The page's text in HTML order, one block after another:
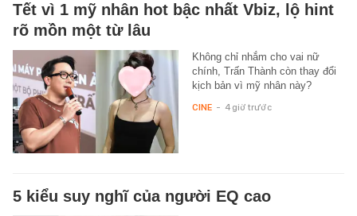
Tết vì 1 mỹ nhân hot bậc nhất Vbiz, lộ hint
rõ mồn một từ lâu
Không chỉ nhắm cho vai nữ
chính, Trấn Thành còn thay đổi
kịch bản vì mỹ nhân này?
CINE - 4 giờ trước
5 kiểu suy nghĩ của người EQ cao